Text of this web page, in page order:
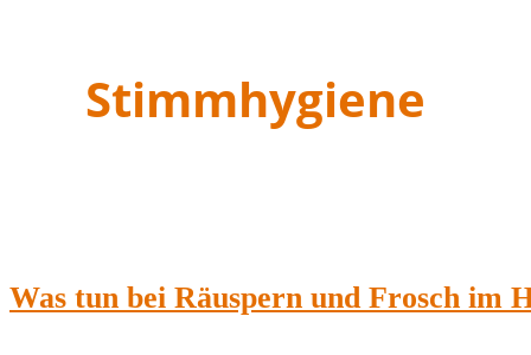
Stimmhygiene
Was tun bei Räuspern und Frosch im